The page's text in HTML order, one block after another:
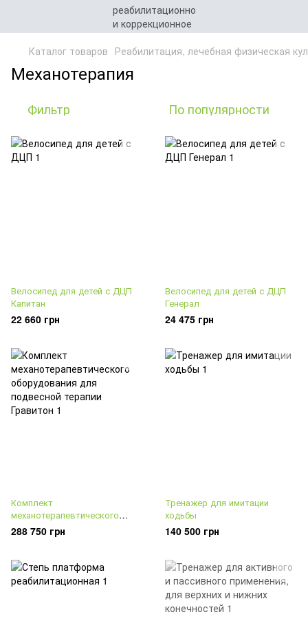
Каталог товаров Реабилитация, лечебная физическая
Механотерапия
Фильтр По популярности
Велосипед для детей с ДЦП
Капитан
22 660 грн
Велосипед для детей с ДЦП
Генерал
24 475 грн
Комплект
механотерапевтического
оборудования для подвесной
терапии Гравитон
288 750 грн
Тренажер для имитации
ходьбы
140 500 грн